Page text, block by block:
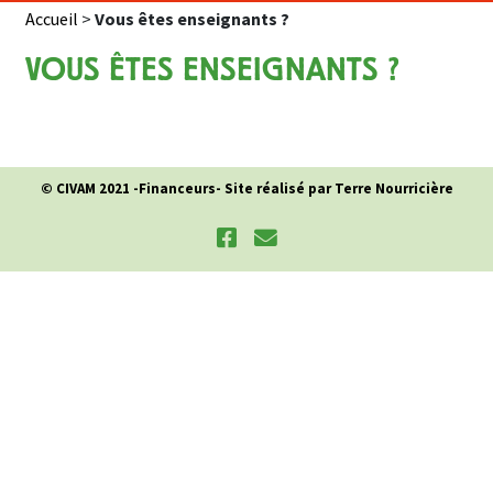
Accueil >Vous êtes enseignants ?
VOUS ÊTES ENSEIGNANTS ?
© CIVAM 2021 -Financeurs- Site réalisé par Terre Nourricière